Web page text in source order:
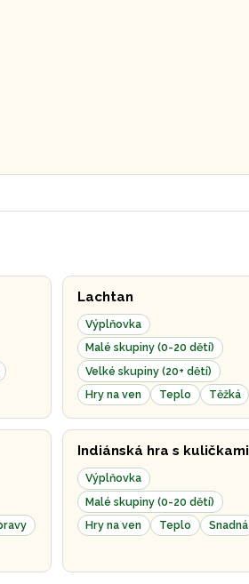
Lachtan
Výplňovka
Malé skupiny (0-20 dětí)
Velké skupiny (20+ dětí)
Hry na ven
Teplo Těžká
Indiánská hra s kuličkami
Výplňovka
Malé skupiny (0-20 dětí)
Hry na ven
Teplo Snadná